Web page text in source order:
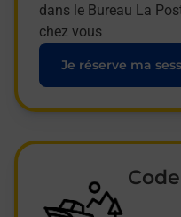
dans le Bureau La
chez vous
Je réserve ma